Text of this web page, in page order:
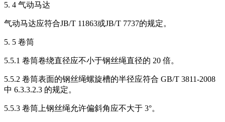
5. 4 气动马达
气动马达应符合JB/T 11863或JB/T 7737的规定。
5. 5 卷筒
5.5.1 卷筒卷绕直径应不小于钢丝绳直径的 20 倍。
5.5.2 卷筒表面的钢丝绳螺旋槽的半径应符合 GB/T 3811-2008
中 6.3.3.2.3 的规定。
5.5.3 卷筒上钢丝绳允许偏斜角应不大于 3°。